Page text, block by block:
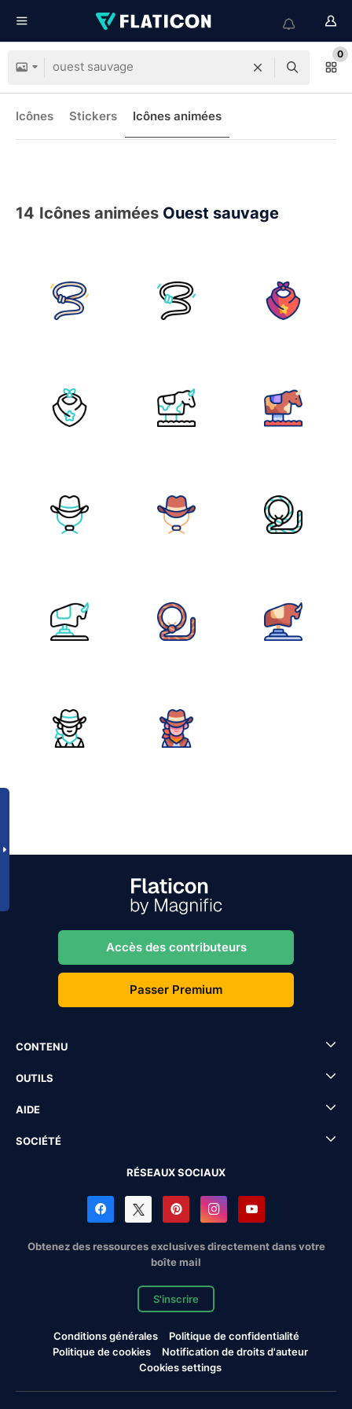
0
Icônes Stickers Icônes animées
14 Icônes animées Ouest sauvage
Accès des contributeurs
Passer Premium
CONTENU
OUTILS
AIDE
SOCIÉTÉ
RÉSEAUX SOCIAUX
Obtenez des ressources exclusives directement dans votre
boîte mail
S'inscrire
Conditions générales
Politique de confidentialité
Politique de cookies
Notification de droits d'auteur
Cookies settings